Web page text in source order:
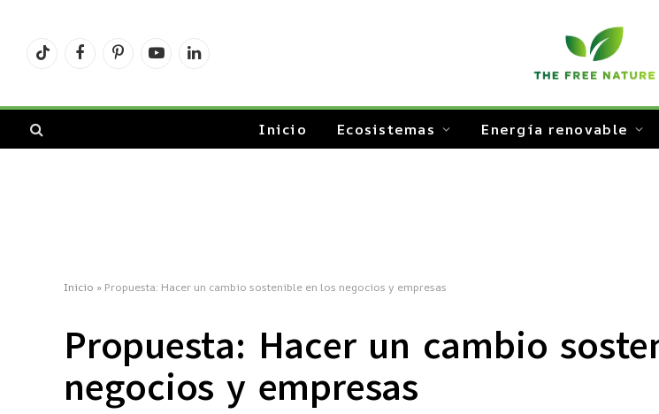
TikTok FacebookPinterestYouTubeLinkedIn
Inicio Ecosistemas Energía renovable
Inicio » Propuesta: Hacer un cambio sostenible en los negocios y empresas
Propuesta: Hacer un cambio
negocios y empresas